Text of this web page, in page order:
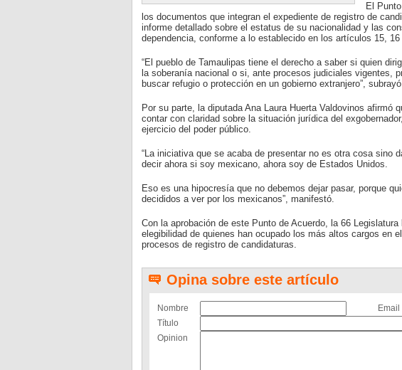
El
los documentos que integran el expediente de registro de
informe detallado sobre el estatus de su nacionalidad y las
dependencia, conforme a lo establecido en los artículos 15,
“El pueblo de Tamaulipas tiene el derecho a saber si quien
la soberanía nacional o si, ante procesos judiciales vigentes,
buscar refugio o protección en un gobierno extranjero”,
Por su parte, la diputada Ana Laura Huerta Valdovinos afirmó
contar con claridad sobre la situación jurídica del
ejercicio del poder público.
“La iniciativa que se acaba de presentar no es otra cosa sino
decir ahora si soy mexicano, ahora soy de Estados Unidos.
Eso es una hipocresía que no debemos dejar pasar, porque
decididos a ver por los mexicanos”, manifestó.
Con la aprobación de este Punto de Acuerdo, la 66
elegibilidad de quienes han ocupado los más altos cargos en
procesos de registro de candidaturas.
Opina sobre este artículo
Nombre
Email
Título
Opinion